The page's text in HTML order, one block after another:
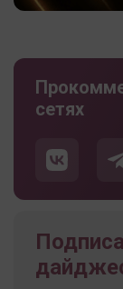
сетях